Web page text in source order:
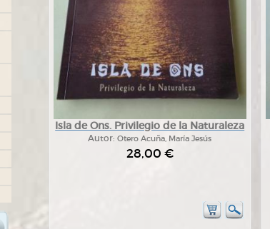
Isla de Ons. Privilegio de la Naturaleza
Autor:Otero Acuña, María Jesús
28,00 €